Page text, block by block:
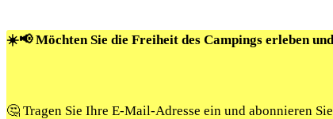
☀️📢 Möchten Sie die Freiheit des Campings erleben
🤔 Tragen Sie Ihre E-Mail-Adresse ein und abonnieren